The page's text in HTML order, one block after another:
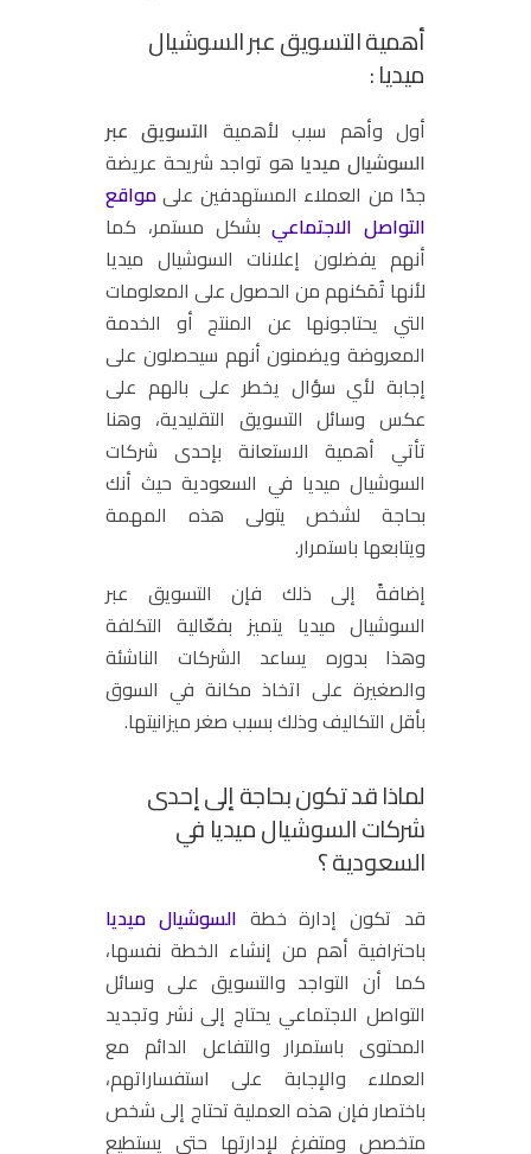
أهمية التسويق عبر السوشيال
ميديا :
أول وأهم سبب لأهمية التسويق عبر
السوشيال ميديا هو تواجد شريحة عريضة
جدًا من العملاء المستهدفين علىمواقع
التواصل الاجتماعيبشكل مستمر، كما
أنهم يفضلون إعلانات السوشيال ميديا
لأنها تُمَكنهم من الحصول على المعلومات
التي يحتاجونها عن المنتج أو الخدمة
المعروضة ويضمنون أنهم سيحصلون على
إجابة لأي سؤال يخطر على بالهم على
عكس وسائل التسويق التقليدية، وهنا
تأتي أهمية الاستعانة بإحدى شركات
السوشيال ميديا في السعوديةحيث أنك
بحاجة لشخص يتولى هذه المهمة
ويتابعها باستمرار.
إضافةً إلى ذلك فإن التسويق عبر
السوشيال ميديا يتميز بفعّالية التكلفة
وهذا بدوره يساعد الشركات الناشئة
والصغيرة على اتخاذ مكانة في السوق
بأقل التكاليف وذلك بسبب صغر ميزانيتها.
لماذا قد تكون بحاجة إلى إحدى
شركات السوشيال ميديا في
السعودية؟
قد تكون إدارة خطة السوشيال ميديا
باحترافية أهم من إنشاء الخطة نفسها،
كما أن التواجد والتسويق على وسائل
التواصل الاجتماعي يحتاج إلى نشر وتجديد
المحتوى باستمرار والتفاعل الدائم مع
العملاء والإجابة على استفساراتهم،
باختصار فإن هذه العملية تحتاج إلى شخص
متخصص ومتفرغ لإدارتها حتى يستطيع